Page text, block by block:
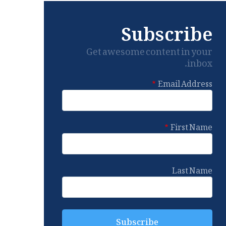
Subscribe
Get awesome content in your
inbox.
Email Address
First Name
Last Name